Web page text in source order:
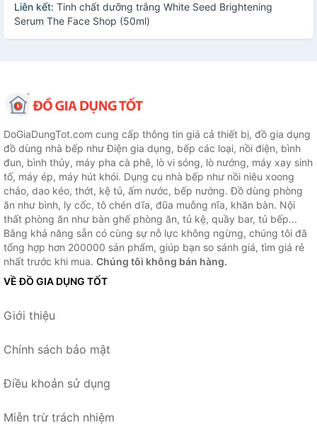
Liên kết: Tinh chất dưỡng trắng White Seed Brightening
Serum The Face Shop (50ml)
DoGiaDungTot.com cung cấp thông tin giá cả thiết bị, đồ gia dụng
đồ dùng nhà bếp như Điện gia dụng, bếp các loại, nồi điện, bình
đun, bình thủy, máy pha cà phê, lò vi sóng, lò nướng, máy xay sinh
tố, máy ép, máy hút khói. Dụng cụ nhà bếp như nồi niêu xoong
chảo, dao kéo, thớt, kệ tủ, ấm nước, bếp nướng. Đồ dùng phòng
ăn như bình, ly cốc, tô chén dĩa, đũa muỗng nĩa, khăn bàn. Nội
thất phòng ăn như bàn ghế phòng ăn, tủ kệ, quầy bar, tủ bếp...
Bằng khả năng sẵn có cùng sự nỗ lực không ngừng, chúng tôi đã
tổng hợp hơn 200000 sản phẩm, giúp bạn so sánh giá, tìm giá rẻ
nhất trước khi mua. Chúng tôi không bán hàng.
VỀ ĐỒ GIA DỤNG TỐT
Giới thiệu
Chính sách bảo mật
Điều khoản sử dụng
Miễn trừ trách nhiệm